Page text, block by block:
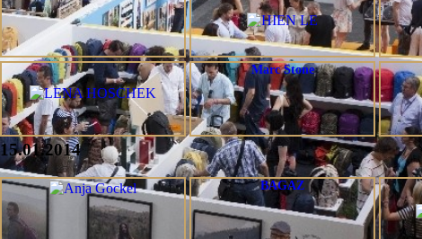
Marc Stone
15.01.2014
BAGAZ